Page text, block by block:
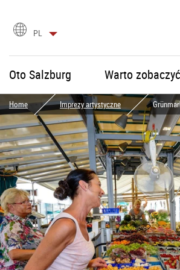
Wybór
języka
PL
Oto Salzburg Warto zobaczyć
Home Imprezy artystyczne